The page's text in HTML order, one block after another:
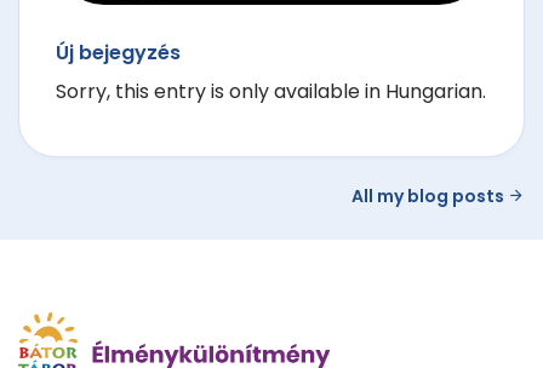
Új bejegyzés
Sorry, this entry is only available in Hungarian.
All my blog posts